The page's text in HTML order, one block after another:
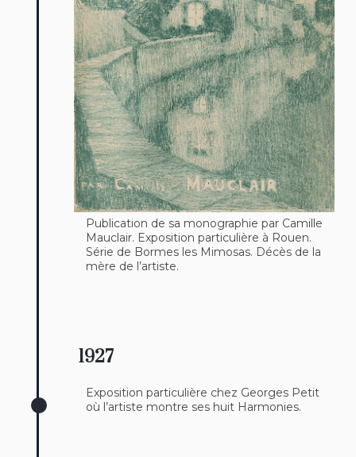
Publication de sa monographie par Camille
Mauclair. Exposition particulière à Rouen.
Série de Bormes les Mimosas. Décès de la
mère de l’artiste.
1927
Exposition particulière chez Georges Petit
où l’artiste montre ses huit Harmonies.